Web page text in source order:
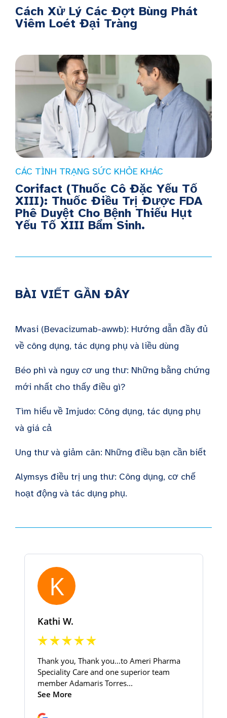
Cách Xử Lý Các Đợt Bùng Phát
Viêm Loét Đại Tràng
CÁC TÌNH TRẠNG SỨC KHỎE KHÁC
Corifact (Thuốc Cô Đặc Yếu Tố
XIII): Thuốc Điều Trị Được FDA
Phê Duyệt Cho Bệnh Thiếu Hụt
Yếu Tố XIII Bẩm Sinh.
BÀI VIẾT GẦN ĐÂY
Mvasi (Bevacizumab-awwb): Hướng dẫn đầy đủ
về công dụng, tác dụng phụ và liều dùng
Béo phì và nguy cơ ung thư: Những bằng chứng
mới nhất cho thấy điều gì?
Tìm hiểu về Imjudo: Công dụng, tác dụng phụ
và giá cả
Ung thư và giảm cân: Những điều bạn cần biết
Alymsys điều trị ung thư: Công dụng, cơ chế
hoạt động và tác dụng phụ.